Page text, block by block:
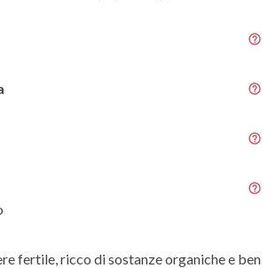
fertile, ricco di sostanze organiche e ben